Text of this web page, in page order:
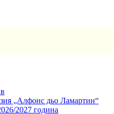
„Алфонс дьо Ламартин“
2027 година